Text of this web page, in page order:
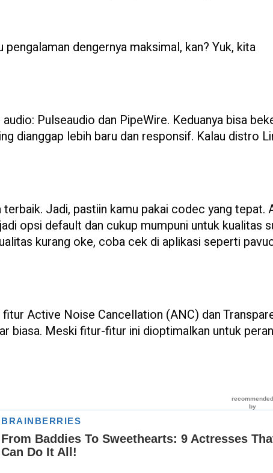
dengernya maksimal, kan? Yuk, kita
Pulseaudio dan PipeWire. Keduanya bisa
dianggap lebih baru dan responsif. Kalau distro
Jadi, pastiin kamu pakai codec yang tepat.
opsi default dan cukup mumpuni untuk kualitas
kurang oke, coba cek di aplikasi seperti
Active Noise Cancellation (ANC) dan
biasa. Meski fitur-fitur ini dioptimalkan untuk